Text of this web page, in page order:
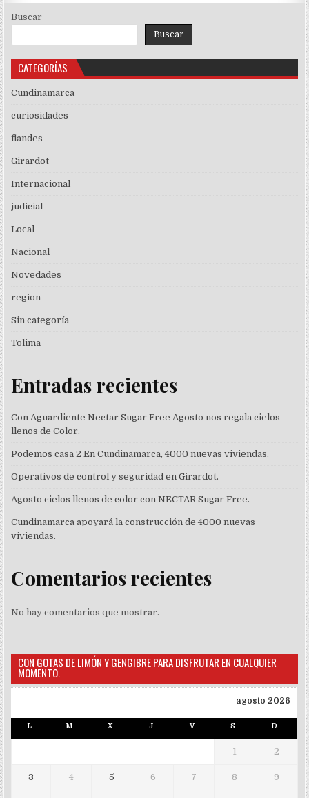
Buscar
Buscar
CATEGORÍAS
Cundinamarca
curiosidades
flandes
Girardot
Internacional
judicial
Local
Nacional
Novedades
region
Sin categoría
Tolima
Entradas recientes
Con Aguardiente Nectar Sugar Free Agosto nos regala cielos
llenos de Color.
Podemos casa 2 En Cundinamarca, 4000 nuevas viviendas.
Operativos de control y seguridad en Girardot.
Agosto cielos llenos de color con NECTAR Sugar Free.
Cundinamarca apoyará la construcción de 4000 nuevas
viviendas.
Comentarios recientes
No hay comentarios que mostrar.
CON GOTAS DE LIMÓN Y GENGIBRE PARA DISFRUTAR EN CUALQUIER
MOMENTO.
agosto 2026
L M X J V S D
1 2
3 4 5 6 7 8 9